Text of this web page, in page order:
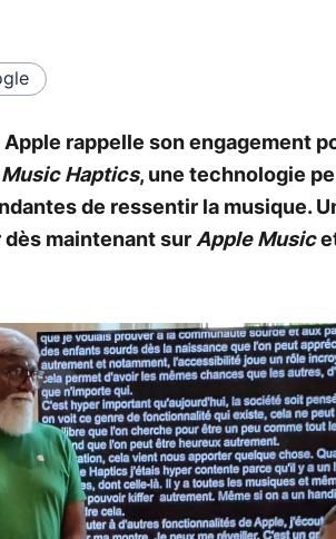
Apple rappelle son engagement
Music Haptics, une technologie
de ressentir la musique.
maintenant sur Apple Music